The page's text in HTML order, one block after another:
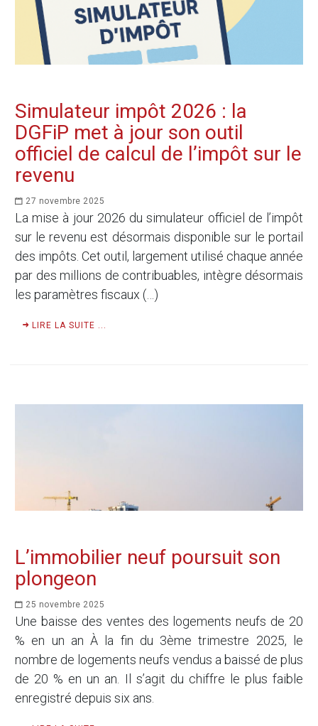
Simulateur impôt 2026 : la
DGFiP met à jour son outil
officiel de calcul de l’impôt sur le
revenu
27 novembre 2025
La mise à jour 2026 du simulateur officiel de l’impôt
sur le revenu est désormais disponible sur le portail
des impôts. Cet outil, largement utilisé chaque année
par des millions de contribuables, intègre désormais
les paramètres fiscaux (…)
LIRE LA SUITE ...
L’immobilier neuf poursuit son
plongeon
25 novembre 2025
Une baisse des ventes des logements neufs de 20
% en un an À la fin du 3ème trimestre 2025, le
nombre de logements neufs vendus a baissé de plus
de 20 % en un an. Il s’agit du chiffre le plus faible
enregistré depuis six ans.